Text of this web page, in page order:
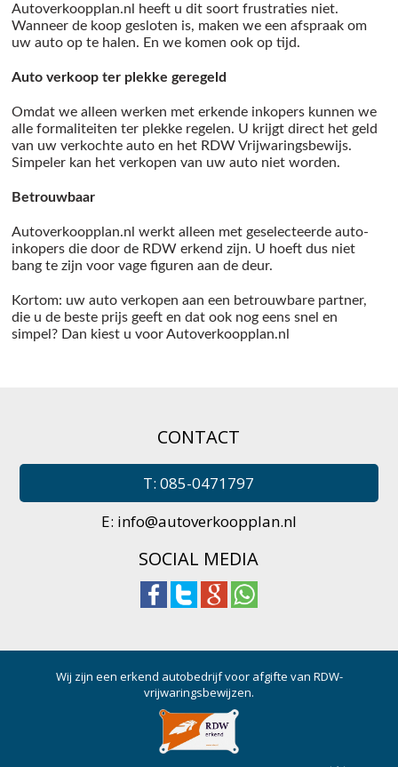
Autoverkoopplan.nl heeft u dit soort frustraties niet.
Wanneer de koop gesloten is, maken we een afspraak om
uw auto op te halen. En we komen ook op tijd.
Auto verkoop ter plekke geregeld
Omdat we alleen werken met erkende inkopers kunnen we
alle formaliteiten ter plekke regelen. U krijgt direct het geld
van uw verkochte auto en het RDW Vrijwaringsbewijs.
Simpeler kan het verkopen van uw auto niet worden.
Betrouwbaar
Autoverkoopplan.nl werkt alleen met geselecteerde auto-
inkopers die door de RDW erkend zijn. U hoeft dus niet
bang te zijn voor vage figuren aan de deur.
Kortom: uw auto verkopen aan een betrouwbare partner,
die u de beste prijs geeft en dat ook nog eens snel en
simpel? Dan kiest u voor Autoverkoopplan.nl
CONTACT
T: 085-0471797
E: info@autoverkoopplan.nl
SOCIAL MEDIA
Wij zijn een erkend autobedrijf voor afgifte van RDW-
vrijwaringsbewijzen.